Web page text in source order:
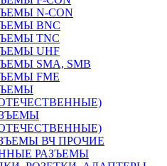
N-CON
BNC
TNC
UHF
SMA, SMB
FME
ВЧ ПРОЧИЕ
РАЗЪЕМЫ